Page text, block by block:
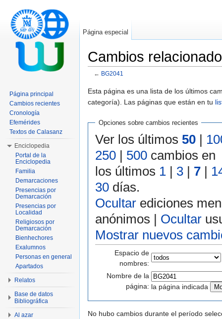
Cambios
← BG2041
Esta página es una lista de los últimos
categoría). Las páginas que están en tu
Opciones sobre cambios recientes
Ver los últimos 50 |
250 | 500 cambios en
los últimos 1 | 3 | 7 |
30 días.
Ocultar ediciones
anónimos | Ocultar
Mostrar nuevos
Espacio de
nombres:
Nombre de la
página: la página indicada
No hubo cambios durante el período
Página especial
Página principal
Cambios recientes
Cronología
Efemérides
Textos de Calasanz
Enciclopedia
Portal de la
Enciclopedia
Familia
Demarcaciones
Presencias por
Demarcación
Presencias por
Localidad
Religiosos por
Demarcación
Bienhechores
Exalumnos
Personas en general
Apartados
Relatos
Base de datos
Bibliográfica
Al azar